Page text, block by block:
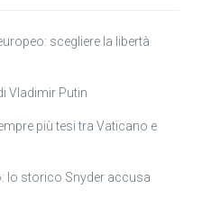
scegliere la libertà
Vladimir Putin
più tesi tra Vaticano e
lo storico Snyder accusa